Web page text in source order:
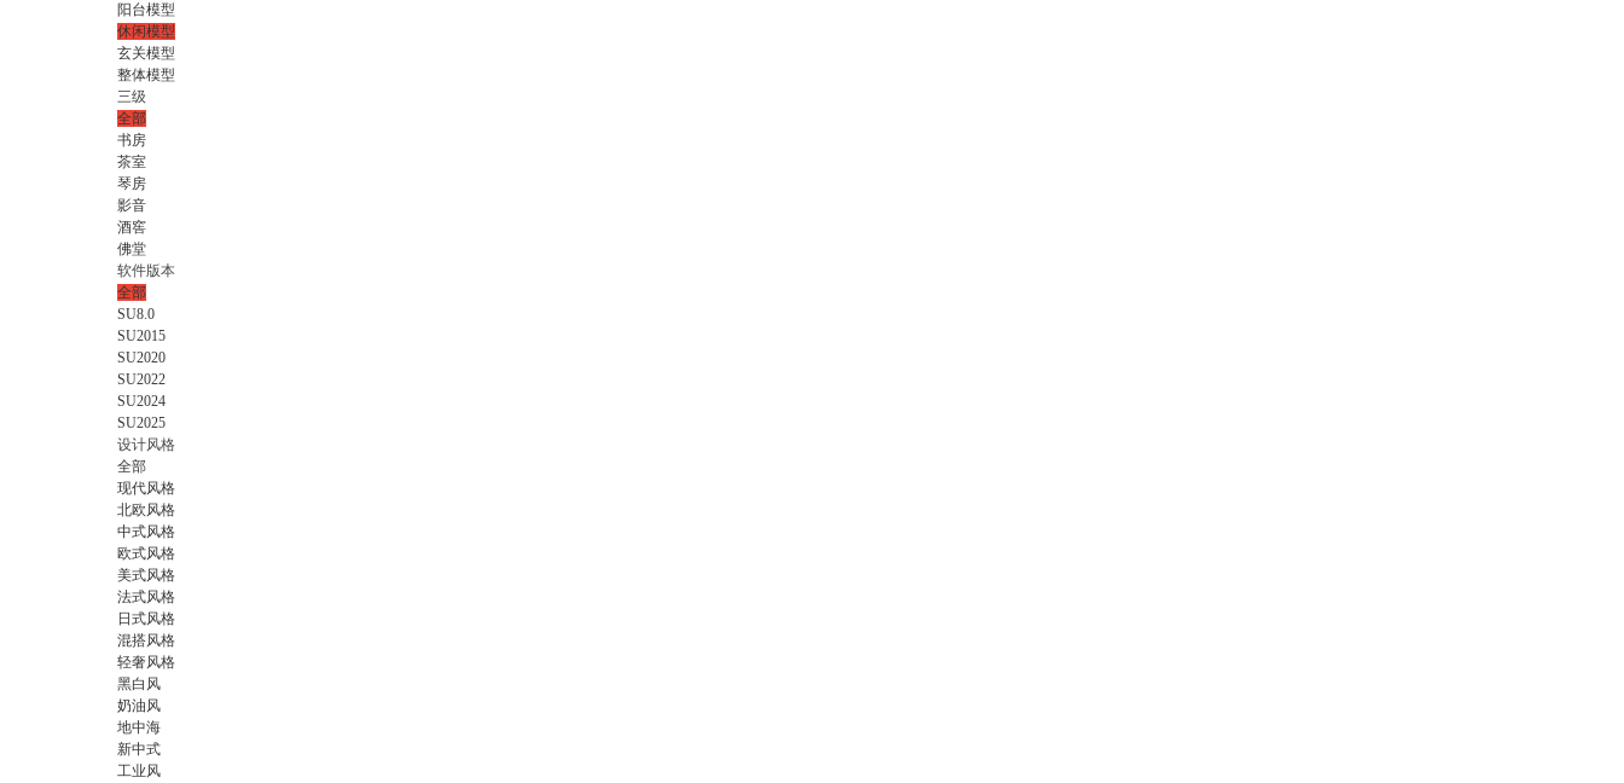
阳台模型
休闲模型
玄关模型
整体模型
三级
全部
书房
茶室
琴房
影音
酒窖
佛堂
软件版本
全部
SU8.0
SU2015
SU2020
SU2022
SU2024
SU2025
设计风格
全部
现代风格
北欧风格
中式风格
欧式风格
美式风格
法式风格
日式风格
混搭风格
轻奢风格
黑白风
奶油风
地中海
新中式
工业风